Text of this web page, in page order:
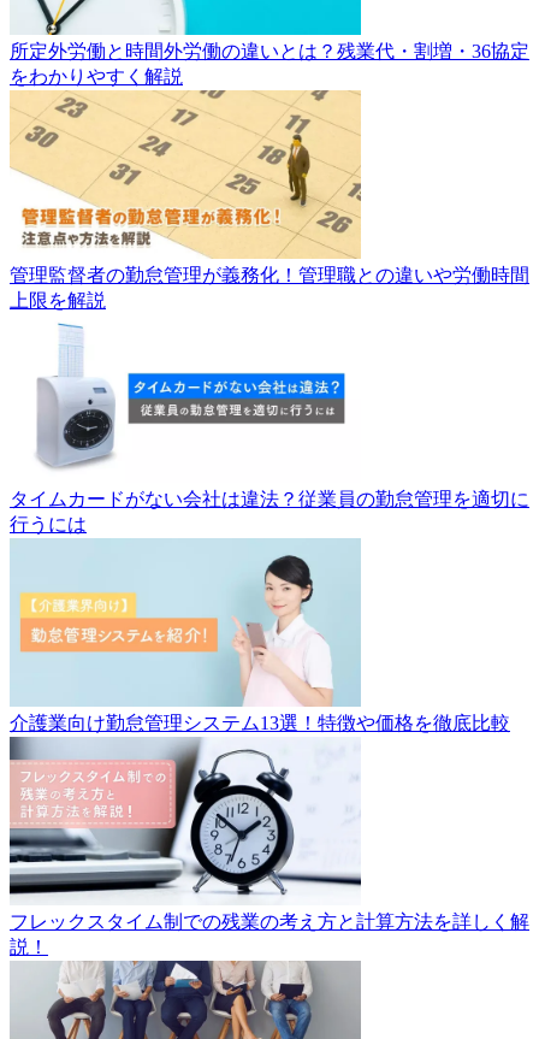
所定外労働と時間外労働の違いとは？残業代・割増・36協定
をわかりやすく解説
管理監督者の勤怠管理が義務化！管理職との違いや労働時間
上限を解説
タイムカードがない会社は違法？従業員の勤怠管理を適切に
行うには
介護業向け勤怠管理システム13選！特徴や価格を徹底比較
フレックスタイム制での残業の考え方と計算方法を詳しく解
説！